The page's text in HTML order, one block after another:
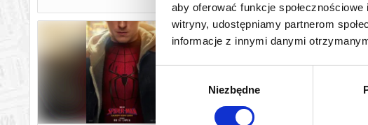
aby oferować funkcje
witryny, udostępniamy partnerom
informacje z innymi danymi
Niezbędne